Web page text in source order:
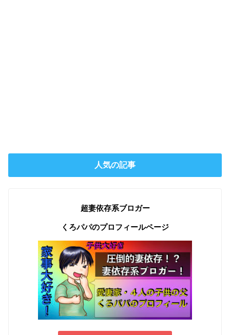
人気の記事
超妻依存系ブロガー
くろパパのプロフィールページ